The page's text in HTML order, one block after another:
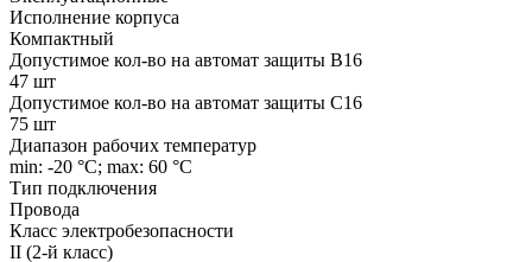
Исполнение корпуса
Компактный
Допустимое кол-во на автомат защиты B16
47 шт
Допустимое кол-во на автомат защиты C16
75 шт
Диапазон рабочих температур
min: -20 °C; max: 60 °C
Тип подключения
Провода
Класс электробезопасности
II (2-й класс)